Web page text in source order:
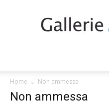
Home Non ammessa
Non ammessa